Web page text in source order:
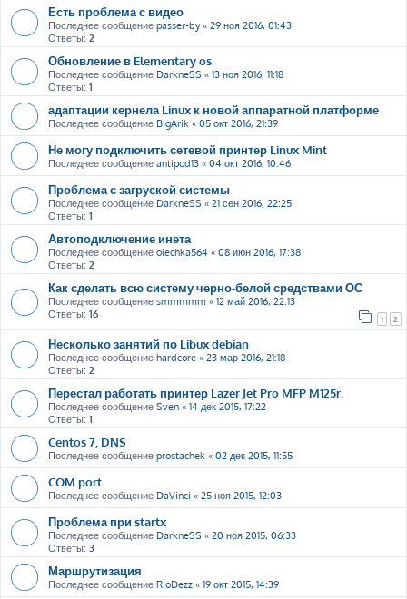
Есть проблема с видео
Последнее сообщение passer-by« 29 ноя 2016, 01:43
Ответы: 2
Обновление в Elementary os
Последнее сообщение DarkneSS « 13 ноя 2016, 11:18
Ответы: 1
адаптации кернела Linux к новой аппаратной платформе
Последнее сообщение BigArik « 05 окт 2016, 21:39
Не могу подключить сетевой принтер Linux Mint
Последнее сообщение antipod13 « 04 окт 2016, 10:46
Проблема с загруской системы
Последнее сообщение DarkneSS « 21 сен 2016, 22:25
Ответы: 1
Автоподключение инета
Последнее сообщение olechka564 « 08 июн 2016, 17:38
Ответы: 2
Как сделать всю систему черно-белой средствами ОС
Последнее сообщение smmmmm « 12 май 2016, 22:13
Ответы: 16 1 2
Несколько занятий по Libux debian
Последнее сообщение hardcore « 23 мар 2016, 21:18
Ответы: 2
Перестал работать принтер Lazer Jet Pro MFP M125r.
Последнее сообщение Sven « 14 дек 2015, 17:22
Ответы: 1
Centos 7, DNS
Последнее сообщение prostachek « 02 дек 2015, 11:55
COM port
Последнее сообщение DaVinci « 25 ноя 2015, 12:03
Проблема при startx
Последнее сообщение DarkneSS « 20 ноя 2015, 06:33
Ответы: 3
Маршрутизация
Последнее сообщение RioDezz « 19 окт 2015, 14:39